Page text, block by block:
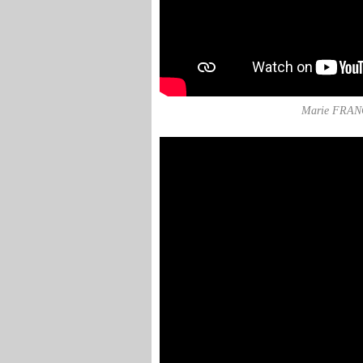
Marie